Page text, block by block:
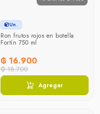
Un.
Ron frutos rojos en botella
Fortín 750 ml
₲ 16.900
₲ 18.700
Agregar